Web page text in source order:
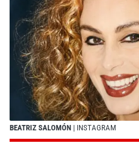
BEATRIZ SALOMÓN | INSTAGRAM